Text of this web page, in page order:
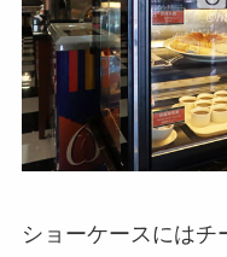
ショーケースにはチ